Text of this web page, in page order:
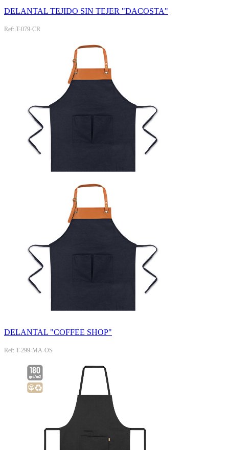
DELANTAL TEJIDO SIN TEJER "DACOSTA"
Ref: T-079-CR
DELANTAL "COFFEE SHOP"
Ref: T-299-MA-OS